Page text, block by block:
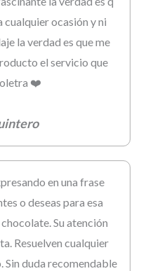
cualquier ocasión y ni
la verdad es que me
el servicio que
❤️
en una frase
o deseas para esa
Su atención
Resuelven cualquier
Sin duda recomendable